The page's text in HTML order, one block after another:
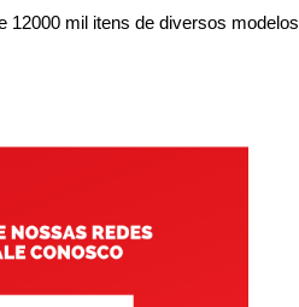
12000 mil itens de diversos modelos